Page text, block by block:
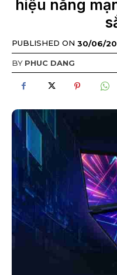
hiệu năng
PUBLISHED ON 30/06/
BY PHUC DANG